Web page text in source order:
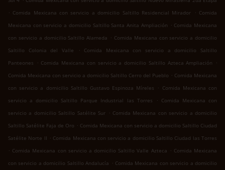
. Comida Mexicana con servicio a domicilio Saltillo Residencial Mirador . Comida
Mexicana con servicio a domicilio Saltillo Santa Anita Ampliación . Comida Mexicana
con servicio a domicilio Saltillo Alameda . Comida Mexicana con servicio a domicilio
Saltillo Colonia del Valle
.
Comida Mexicana con servicio a domicilio Saltillo
Panteones
. Comida Mexicana con servicio a domicilio Saltillo Azteca Ampliación
.
Comida Mexicana con servicio a domicilio Saltillo Cerro del Pueblo . Comida Mexicana
con servicio a domicilio Saltillo Gustavo Espinoza Míreles
. Comida Mexicana con
servicio a domicilio Saltillo Parque Industrial las Torres
. Comida Mexicana con
servicio a domicilio Saltillo Satélite Sur . Comida Mexicana con servicio a domicilio
Saltillo Satélite Faja de Oro . Comida Mexicana con servicio a domicilio Saltillo Ciudad
Satélite Norte II . Comida Mexicana con servicio a domicilio Saltillo Ciudad las Torres
. Comida Mexicana con servicio a domicilio Saltillo Valle Azteca . Comida Mexicana
con servicio a domicilio Saltillo Andalucía . Comida Mexicana con servicio a domicilio